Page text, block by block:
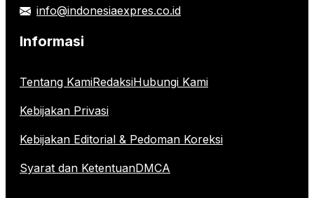
info@indonesiaexpres.co.id
Informasi
Tentang KamiRedaksiHubungi Kami
Kebijakan Privasi
Kebijakan Editorial & Pedoman Koreksi
Syarat dan KetentuanDMCA